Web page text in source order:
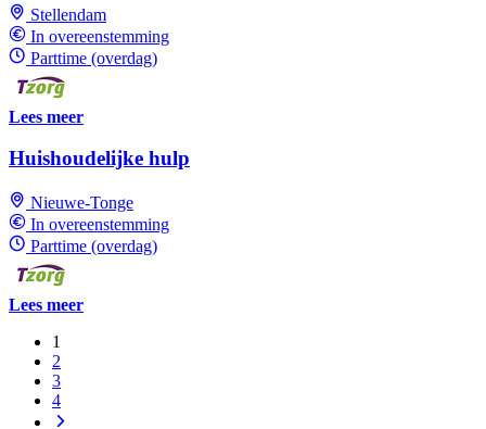
Stellendam
In overeenstemming
Parttime (overdag)
Lees meer
Huishoudelijke hulp
Nieuwe-Tonge
In overeenstemming
Parttime (overdag)
Lees meer
1
2
3
4